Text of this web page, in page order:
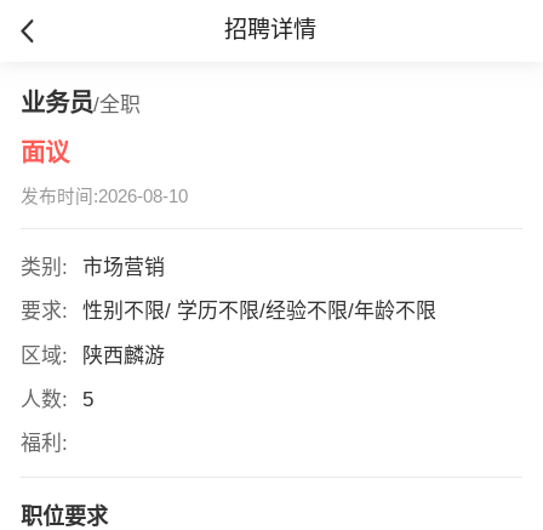
招聘详情
业务员/全职
面议
发布时间:2026-08-10
类别:
市场营销
要求:
性别不限/ 学历不限/经验不限/年龄不限
区域:
陕西麟游
人数:
5
福利:
职位要求